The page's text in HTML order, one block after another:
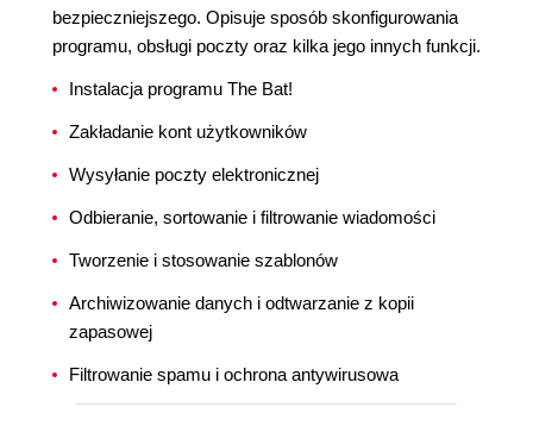
bezpieczniejszego. Opisuje sposób skonfigurowania
programu, obsługi poczty oraz kilka jego innych funkcji.
Instalacja programu The Bat!
Zakładanie kont użytkowników
Wysyłanie poczty elektronicznej
Odbieranie, sortowanie i filtrowanie wiadomości
Tworzenie i stosowanie szablonów
Archiwizowanie danych i odtwarzanie z kopii
zapasowej
Filtrowanie spamu i ochrona antywirusowa